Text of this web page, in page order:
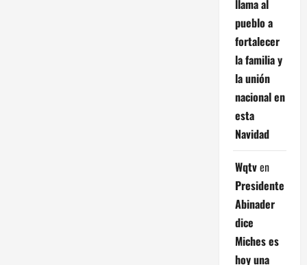
llama al
pueblo a
fortalecer
la familia y
la unión
nacional en
esta
Navidad
Wqtven
Presidente
Abinader
dice
Miches es
hoy una